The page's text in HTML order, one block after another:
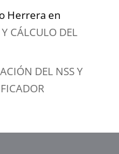
Herrera en
CÁLCULO DEL
DEL NSS Y